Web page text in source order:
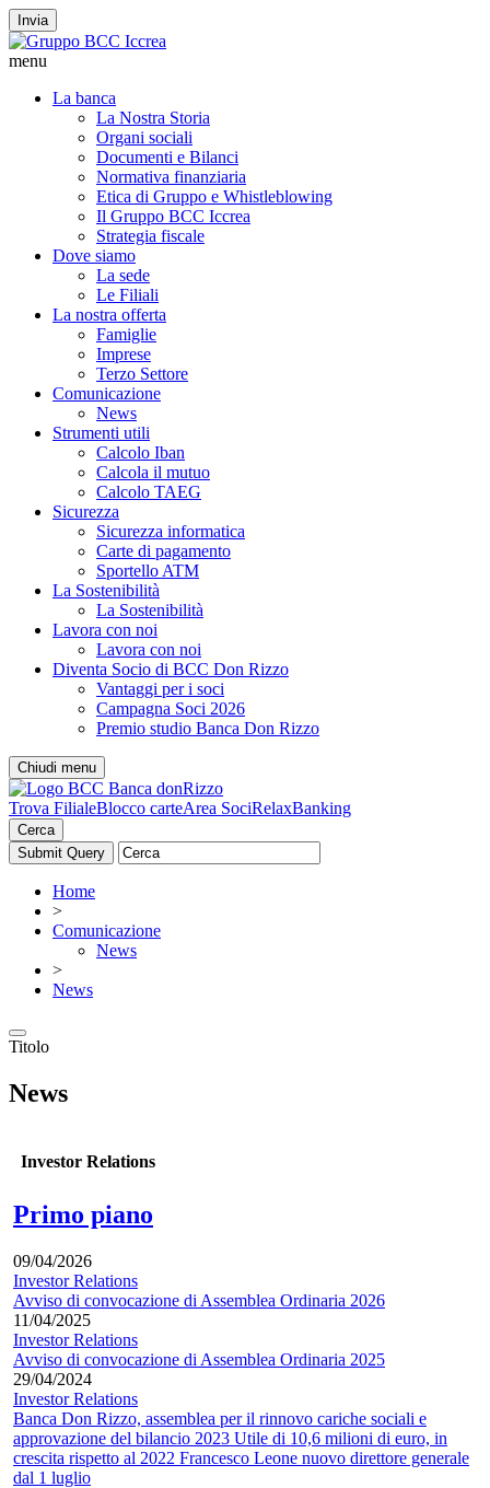
Invia
menu
La banca
La Nostra Storia
Organi sociali
Documenti e Bilanci
Normativa finanziaria
Etica di Gruppo e Whistleblowing
Il Gruppo BCC Iccrea
Strategia fiscale
Dove siamo
La sede
Le Filiali
La nostra offerta
Famiglie
Imprese
Terzo Settore
Comunicazione
News
Strumenti utili
Calcolo Iban
Calcola il mutuo
Calcolo TAEG
Sicurezza
Sicurezza informatica
Carte di pagamento
Sportello ATM
La Sostenibilità
La Sostenibilità
Lavora con noi
Lavora con noi
Diventa Socio di BCC Don Rizzo
Vantaggi per i soci
Campagna Soci 2026
Premio studio Banca Don Rizzo
Chiudi menu
Trova FilialeBlocco carteArea SociRelaxBanking
Cerca
Home
>
Comunicazione
News
>
News
Titolo
News
Investor Relations
Primo piano
09/04/2026
Investor Relations
Avviso di convocazione di Assemblea Ordinaria 2026
11/04/2025
Investor Relations
Avviso di convocazione di Assemblea Ordinaria 2025
29/04/2024
Investor Relations
Banca Don Rizzo, assemblea per il rinnovo cariche sociali e
approvazione del bilancio 2023 Utile di 10,6 milioni di euro, in
crescita rispetto al 2022 Francesco Leone nuovo direttore generale
dal 1 luglio